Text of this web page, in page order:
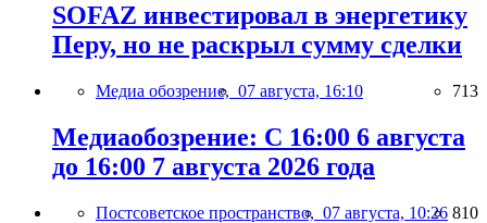
SOFAZ инвестировал в энергетику
Перу, но не раскрыл сумму сделки
Медиа обозрение, 07 августа, 16:10 713
Медиаобозрение: С 16:00 6 августа
до 16:00 7 августа 2026 года
Постсоветское пространство, 07 августа, 10:26 810